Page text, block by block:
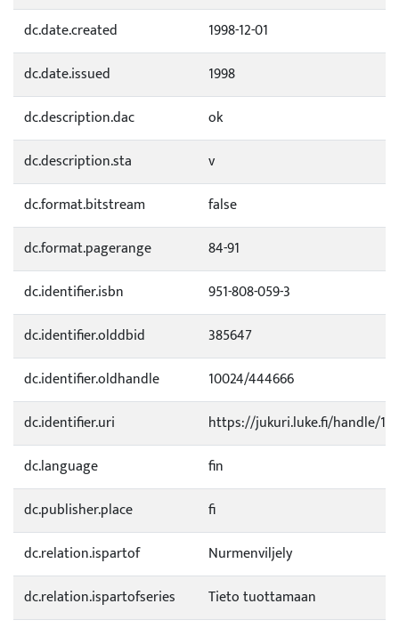
dc.date.created
1998-12-01
dc.date.issued
1998
dc.description.dac
ok
dc.description.sta
v
dc.format.bitstream
false
dc.format.pagerange
84-91
dc.identifier.isbn
951-808-059-3
dc.identifier.olddbid
385647
dc.identifier.oldhandle
10024/444666
dc.identifier.uri
https://jukuri.luke.fi/handle/
dc.language
fin
dc.publisher.place
fi
dc.relation.ispartof
Nurmenviljely
dc.relation.ispartofseries
Tieto tuottamaan